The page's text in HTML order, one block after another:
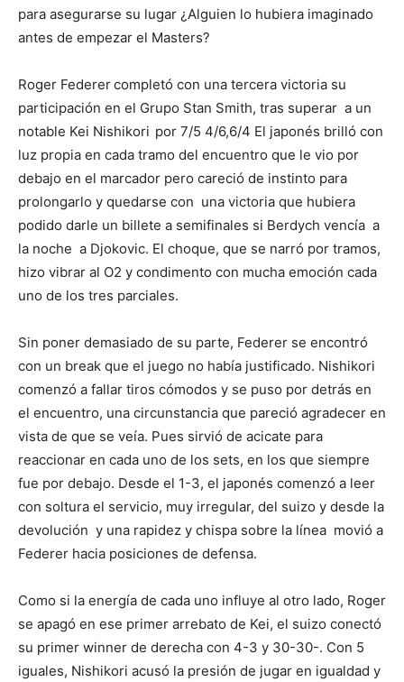
para asegurarse su lugar ¿Alguien lo hubiera imaginado
antes de empezar el Masters?
Roger Federercompletó con una tercera victoria su
participación en el Grupo Stan Smith, tras superar a un
notable Kei Nishikori por 7/5 4/6,6/4 El japonés brilló con
luz propia en cada tramo del encuentro que le vio por
debajo en el marcador pero careció de instinto para
prolongarlo y quedarse con una victoria que hubiera
podido darle un billete a semifinales si Berdych vencía a
la noche a Djokovic. El choque, que se narró por tramos,
hizo vibrar al O2 y condimento con mucha emoción cada
uno de los tres parciales.
Sin poner demasiado de su parte, Federer se encontró
con un break que el juego no había justificado. Nishikori
comenzó a fallar tiros cómodos y se puso por detrás en
el encuentro, una circunstancia que pareció agradecer en
vista de que se veía. Pues sirvió de acicate para
reaccionar en cada uno de los sets, en los que siempre
fue por debajo. Desde el 1-3, el japonés comenzó a leer
con soltura el servicio, muy irregular, del suizo y desde la
devolución y una rapidez y chispa sobre la línea movió a
Federer hacia posiciones de defensa.
Como si la energía de cada uno influye al otro lado, Roger
se apagó en ese primer arrebato de Kei, el suizo conectó
su primer winner de derecha con 4-3 y 30-30-. Con 5
iguales, Nishikori acusó la presión de jugar en igualdad y